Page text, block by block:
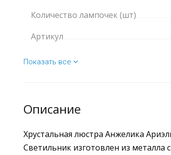
Количество лампочек (шт)
Артикул
Показать все
Описание
Хрустальная люстра Анжелика
Светильник изготовлен из